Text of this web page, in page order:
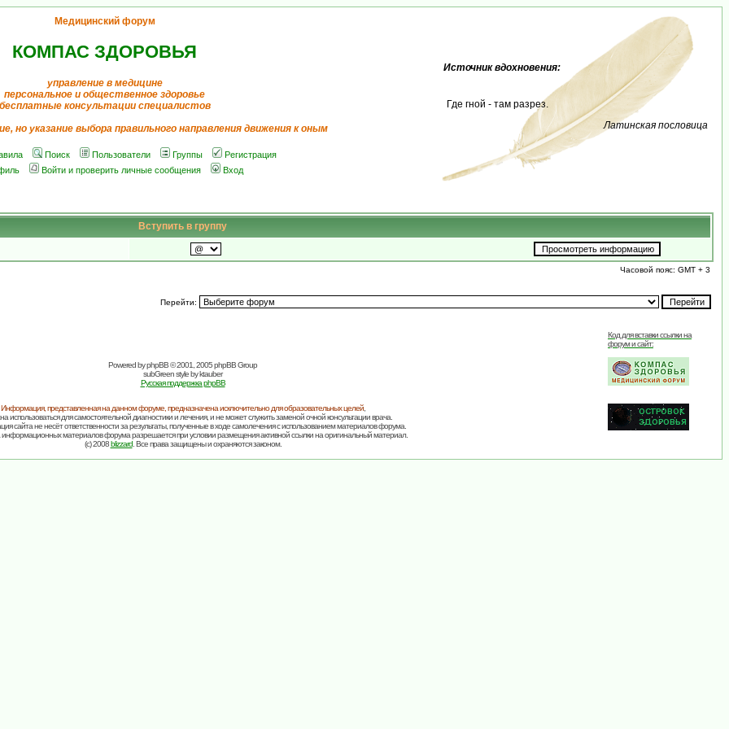
Медицинский форум
КОМПАС ЗДОРОВЬЯ
управление в медицине
персональное и общественное здоровье
бесплатные консультации специалистов
но указание выбора правильного направления движения к оным
Поиск Пользователи Группы
Регистрация
Войти и проверить личные сообщения Вход
Источник вдохновения:
Где гной - там разрез.
Латинская пословица
Вступить в группу
Часовой пояс: GMT + 3
Перейти:
Powered byphpBB© 2001, 2005 phpBB Group
subGreen style byktauber
Русская поддержка phpBB
Код для вставки ссылки на
форум и сайт:
Информация, представленная на данном форуме, предназначена исключительно для образовательных целей,
использоваться для самостоятельной диагностики и лечения, и не может служить заменой очной консультации врача.
сайта не несёт ответственности за результаты, полученные в ходе самолечения с использованием материалов форума.
информационных материалов форума разрешается при условии размещения активной ссылки на оригинальный материал.
(c) 2008blizzard. Все права защищены и охраняются законом.